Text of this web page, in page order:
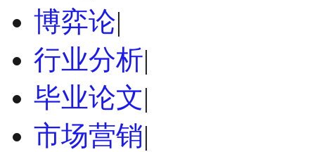
博弈论|
行业分析|
毕业论文|
市场营销|